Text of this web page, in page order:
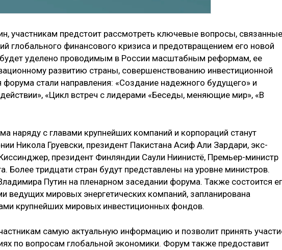
участникам предстоит рассмотреть ключевые вопросы,
глобального финансового кризиса и предотвращением его новой
уделено проводимым в России масштабным реформам, ее
развитию страны, совершенствованию инвестиционной
стали направления: «Создание надежного будущего» и
«Цикл встреч с лидерами «Беседы, меняющие мир», «В
наряду с главами крупнейших компаний и корпораций станут
Никола Груевски, президент Пакистана Асиф Али Зардари, экс-
президент Финляндии Саули Ниинистё, Премьер-министр
Более тридцати стран будут представлены на уровне министров.
Путин на пленарном заседании форума. Также состоится
ведущих мировых энергетических компаний, запланирована
крупнейших мировых инвестиционных фондов.
самую актуальную информацию и позволит принять
по вопросам глобальной экономики. Форум также предоставит